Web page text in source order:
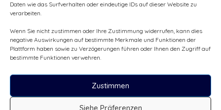
Daten wie das Surfverhalten oder eindeutige IDs auf dieser Website zu
verarbeiten.
Wenn Sie nicht zustimmen oder Ihre Zustimmung widerrufen, kann dies
negative Auswirkungen auf bestimmte Merkmale und Funktionen der
Plattform haben sowie zu Verzögerungen führen oder Ihnen den Zugriff auf
bestimmte Funktionen verwehren.
Zustimmen
Siehe Präferenzen
payment